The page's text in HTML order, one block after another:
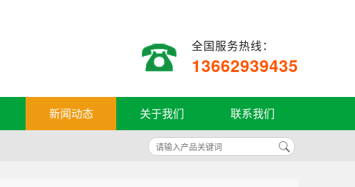
全国服务热线：
13662939435
新闻动态 关于我们 联系我们